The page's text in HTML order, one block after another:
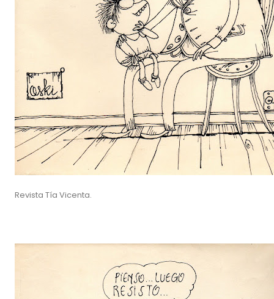
Revista Tía Vicenta.